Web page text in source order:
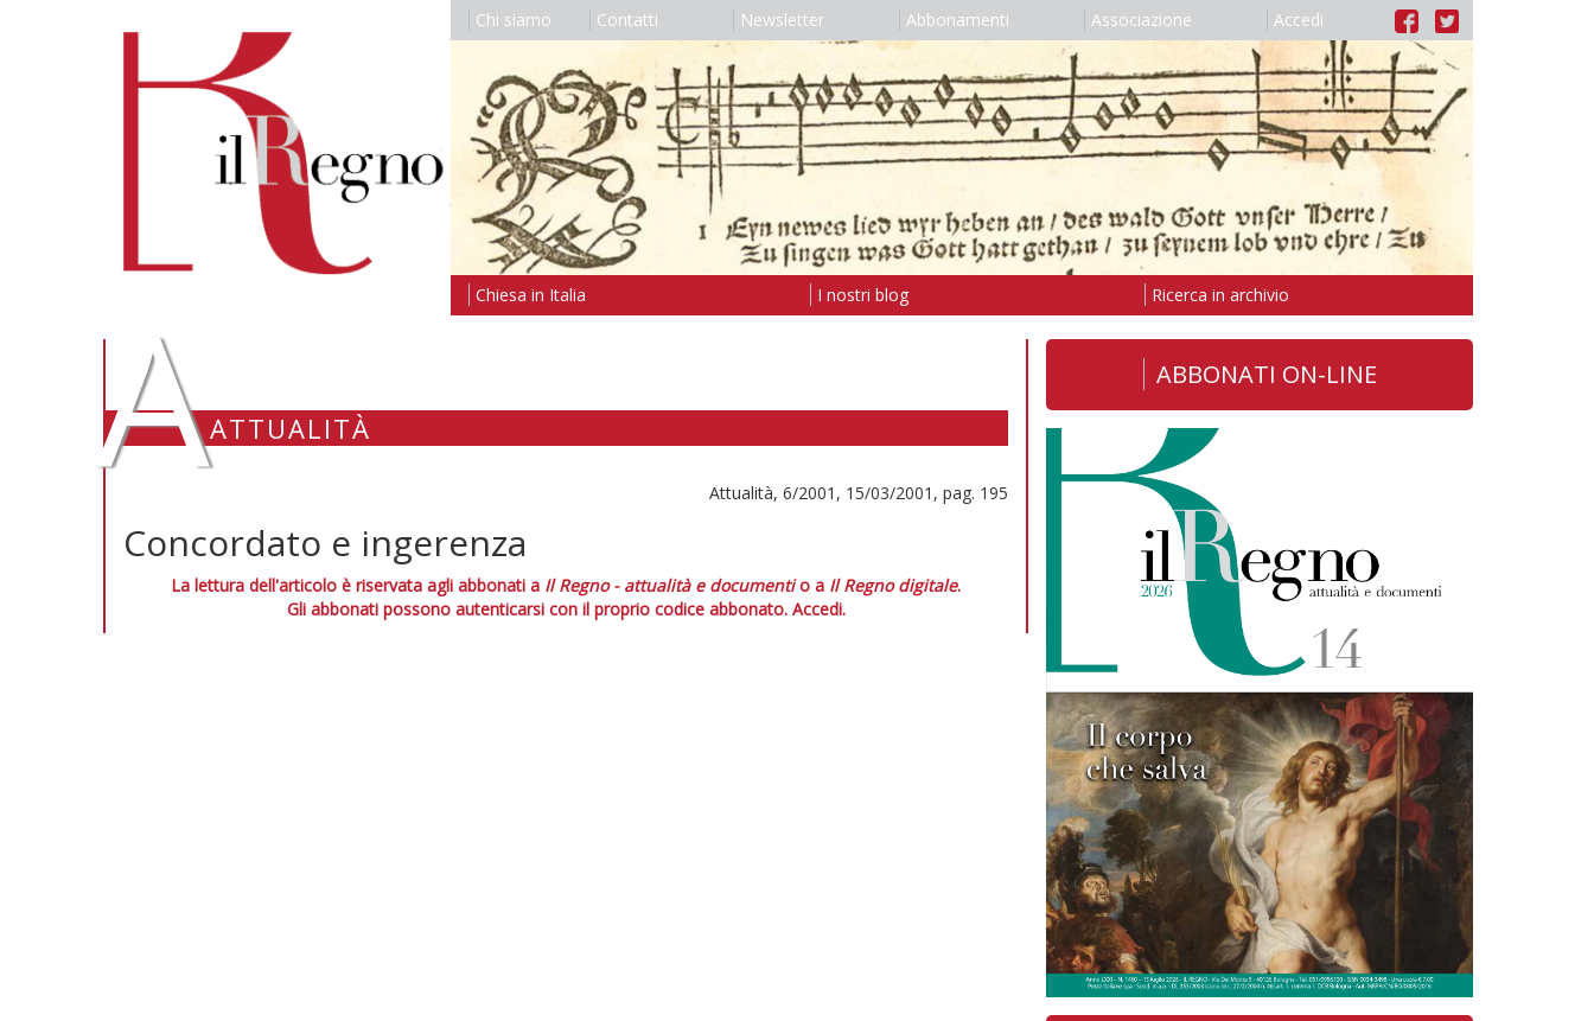
Chi siamo Contatti Newsletter Abbonamenti Associazione Accedi
Chiesa in Italia I nostri blog Ricerca in archivio
AATTUALITÀ
Attualità, 6/2001, 15/03/2001, pag. 195
Concordato e ingerenza
La lettura dell'articolo è riservata agli abbonati a Il Regno - attualità e documentio a Il Regno digitale.
Gli abbonati possono autenticarsi con il proprio codice abbonato. Accedi.
ABBONATI ON-LINE